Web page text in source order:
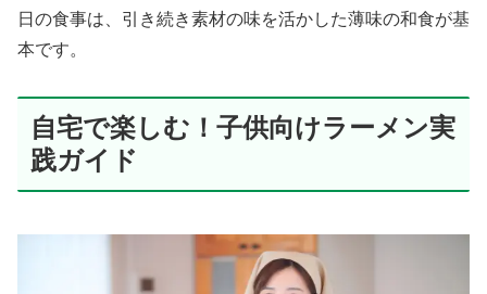
日の食事は、引き続き素材の味を活かした薄味の和食が基
本です。
自宅で楽しむ！子供向けラーメン実
践ガイド